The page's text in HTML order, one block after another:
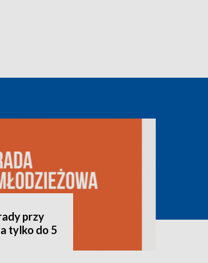
przy
tylko do 5